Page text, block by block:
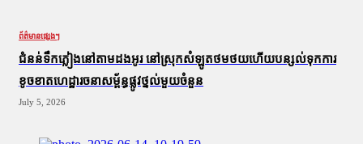
ព័ត៌មានផ្សេងៗ
ជំនន់​ទឹកភ្លៀង​នៅ​តាម​ដងអូរ​ នៅ​ស្រុក​សំឡូត​ថមថយ​ហើយ​បន្សល់​ទុក​ការ​
ខូចខាត​ហេដ្ឋារចនាសម្ព័ន្ធ​ផ្លូវថ្នល់​មួយ​ចំនួន
July 5, 2026